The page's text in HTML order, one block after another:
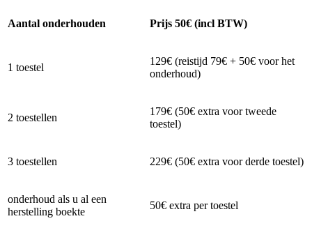
Aantal onderhouden Prijs 50€ (incl BTW)
1 toestel
129€ (reistijd 79€ + 50€ voor het
onderhoud)
2 toestellen
179€ (50€ extra voor tweede
toestel)
3 toestellen 229€ (50€ extra voor derde toestel)
onderhoud als u al een
herstelling boekte
50€ extra per toestel